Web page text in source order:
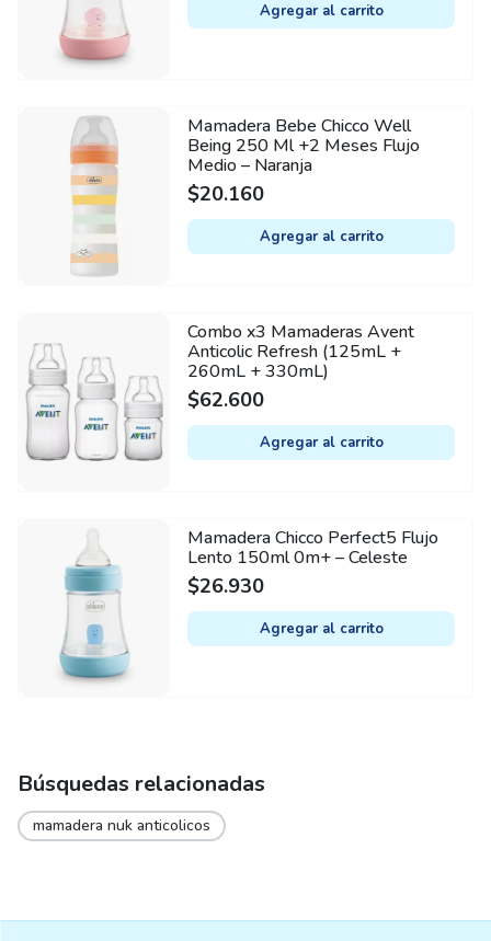
Agregar al carrito
Mamadera Bebe Chicco Well
Being 250 Ml +2 Meses Flujo
Medio – Naranja
$20.160
Agregar al carrito
Combo x3 Mamaderas Avent
Anticolic Refresh (125mL +
260mL + 330mL)
$62.600
Agregar al carrito
Mamadera Chicco Perfect5 Flujo
Lento 150ml 0m+ – Celeste
$26.930
Agregar al carrito
Búsquedas relacionadas
mamadera nuk anticolicos